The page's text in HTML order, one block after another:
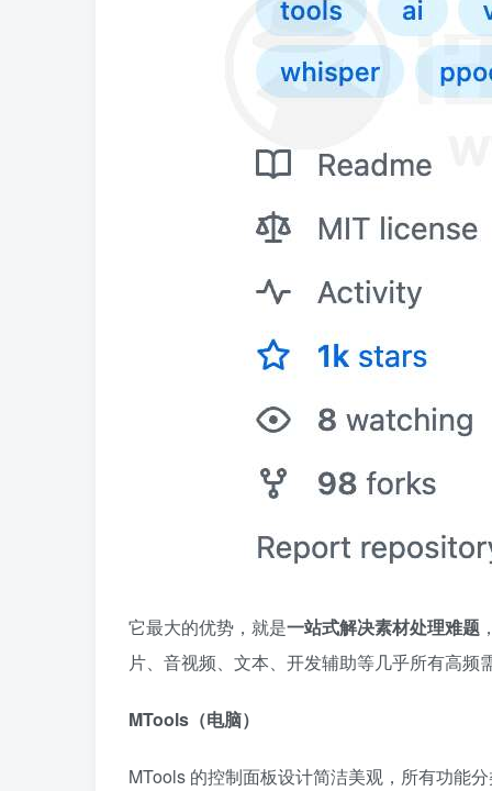
它最大的优势，就是一站式解决素材处理难题
片、音视频、文本、开发辅助等几乎所有高频
MTools（电脑）
MTools 的控制面板设计简洁美观，所有功能